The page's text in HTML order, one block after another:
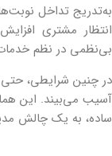
به‌تدریج تداخل
انتظار مشتری
بی‌نظمی در نظم
در چنین شرایطی، حتی
آسیب می‌بیند. این
ساده، به یک چالش